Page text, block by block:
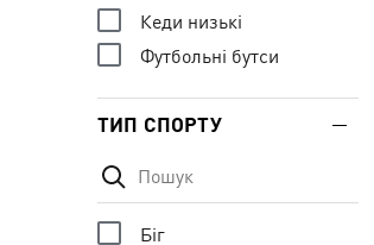
Кеди низькі
Футбольні бутси
ТИП СПОРТУ
Біг